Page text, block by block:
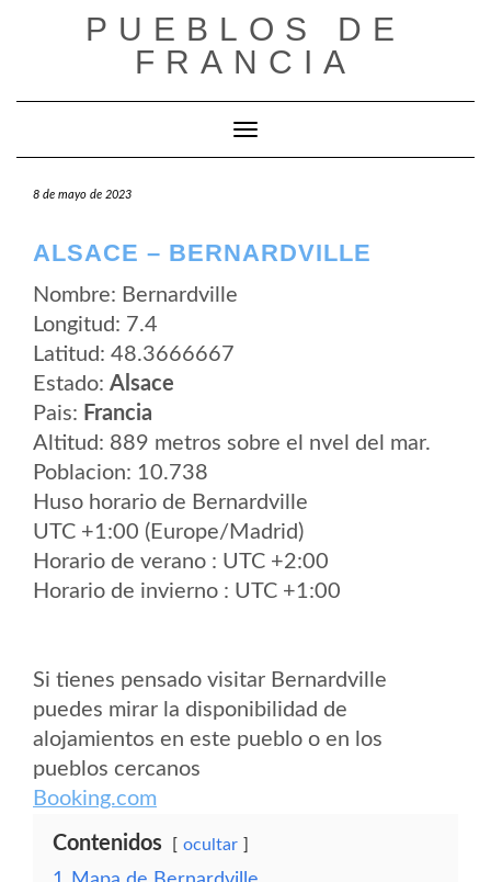
PUEBLOS DE
FRANCIA
Cambiar modo de navegación
8 de mayo de 2023
ALSACE – BERNARDVILLE
Nombre: Bernardville
Longitud: 7.4
Latitud: 48.3666667
Estado: Alsace
Pais: Francia
Altitud: 889 metros sobre el nvel del mar.
Poblacion: 10.738
Huso horario de Bernardville
UTC +1:00 (Europe/Madrid)
Horario de verano : UTC +2:00
Horario de invierno : UTC +1:00
Si tienes pensado visitar Bernardville
puedes mirar la disponibilidad de
alojamientos en este pueblo o en los
pueblos cercanos
Booking.com
Contenidos ocultar